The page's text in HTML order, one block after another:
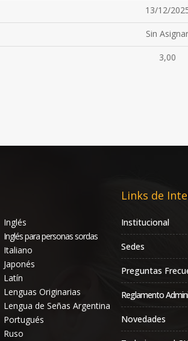
13/12/
Sin Asignar
3,00
Inglés
Inglés para personas sordas
Italiano
Japonés
Latín
Lenguas Originarias
Lengua de Señas Argentina
Portugués
Ruso
Links de
Institucional
Sedes
Preguntas
Reglamento
Novedades